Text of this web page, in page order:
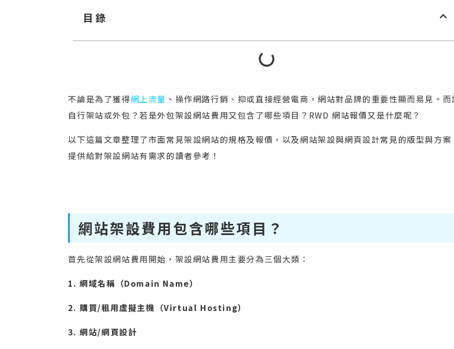
目錄
不論是為了獲得網上流量 、操作網路行銷、抑或直接經營電商，網站對品牌的重要性顯而易見。而
自行架站或外包？若是外包架設網站費用又包含了哪些項目？RWD 網站報價又是什麼呢？
以下這篇文章整理了市面常見架設網站的規格及報價，以及網站架設與網頁設計常見的版型與方案
提供給對架設網站有需求的讀者參考！
網站架設費用包含哪些項目？
首先從架設網站費用開始，架設網站費用主要分為三個大類：
1. 網域名稱（Domain Name）
2. 購買/租用虛擬主機（Virtual Hosting）
3. 網站/網頁設計